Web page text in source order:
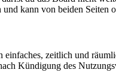
kann von beiden Seiten
zeitlich und
Kündigung des